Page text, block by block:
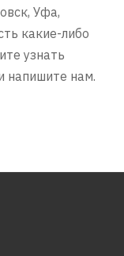
Уфа,
какие-либо
узнать
напишите нам.